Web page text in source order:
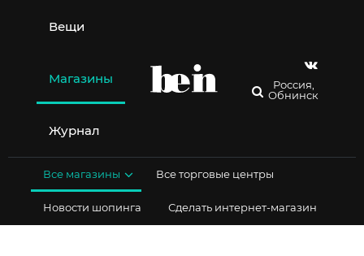
содержимому
Вещи
Магазины
Журнал
Россия,
Обнинск
Все магазины Все торговые центры
Новости шопинга Сделать интернет-магазин